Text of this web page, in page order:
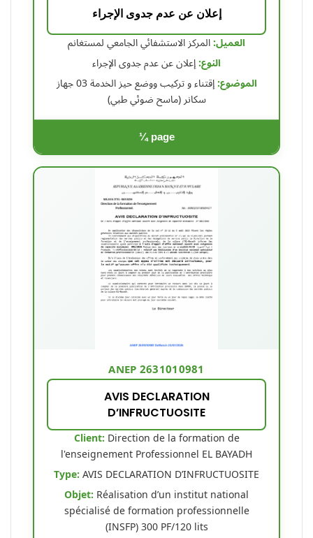
إعلان عن عدم جدوى الإجراء
العميل:المركز الاستشفائي الجامعي لمستغانم
النوع:إعلان عن عدم جدوى الإجراء
الموضوع:
إقتناء و تركيب ووضع حيز الخدمة 03 جهاز
سكانر (ماسح ضوئي طبي)
¼ page
ANEP 2631010981
AVIS DECLARATION
D’INFRUCTUOSITE
Client: Direction de la formation de
l'enseignement Professionnel EL BAYADH
Type:AVIS DECLARATION D’INFRUCTUOSITE
Objet: Réalisation d’un institut national
spécialisé de formation professionnelle
(INSFP) 300 PF/120 lits